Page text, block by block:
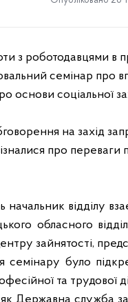
з роботодавцями в
семінар
основи соціальної
на захід
про переваги
начальник відділу
обласного
зайнятості,
семінару було
та трудової